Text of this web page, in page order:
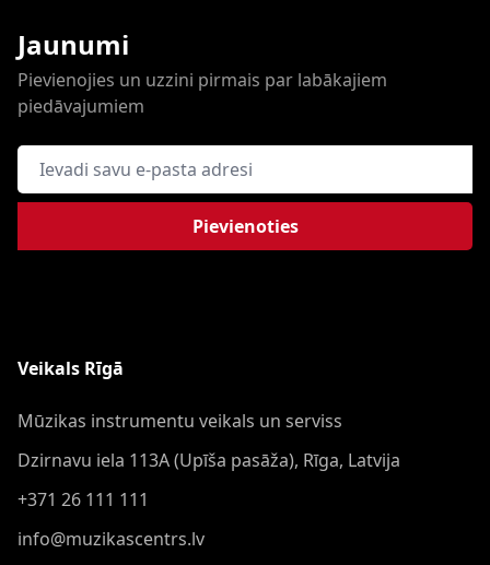
Jaunumi
Pievienojies un uzzini pirmais par labākajiem
piedāvajumiem
E-pasta adrese
Pievienoties
Veikals Rīgā
Mūzikas instrumentu veikals un serviss
Dzirnavu iela 113A (Upīša pasāža), Rīga, Latvija
+371 26 111 111
info@muzikascentrs.lv